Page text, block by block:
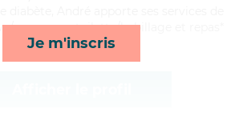
Je m'inscris
repassage, toilette/habillage et repas*